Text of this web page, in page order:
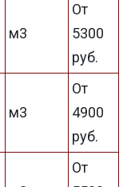
м3
От
5300
руб.
м3
От
4900
руб.
От